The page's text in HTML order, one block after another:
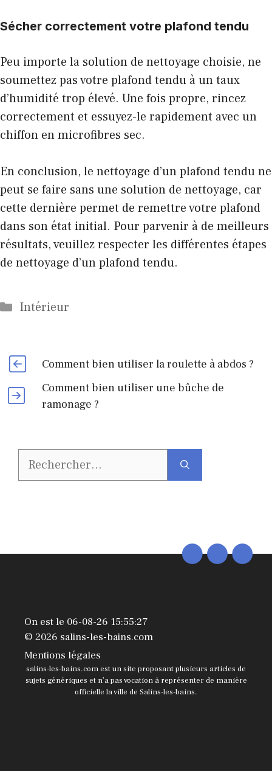
Sécher correctement votre plafond tendu
Peu importe la solution de nettoyage choisie, ne
soumettez pas votre plafond tendu à un taux
d’humidité trop élevé. Une fois propre, rincez
correctement et essuyez-le rapidement avec un
chiffon en microfibres sec.
En conclusion, le nettoyage d’un plafond tendu ne
peut se faire sans une solution de nettoyage, car
cette dernière permet de remettre votre plafond
dans son état initial. Pour parvenir à de meilleurs
résultats, veuillez respecter les différentes étapes
de nettoyage d’un plafond tendu.
Catégories
Intérieur
Comment bien utiliser la roulette à abdos ?
Comment bien utiliser une bûche de
ramonage ?
Rechercher :
On est le 06-08-26 15:55:27
© 2026 salins-les-bains.com
Mentions légales
salins-les-bains.com est un site proposant plusieurs articles de
sujets génériques et n’a pas vocation à représenter de manière
officielle la ville de Salins-les-bains.